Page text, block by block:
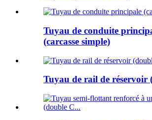
Tuyau de conduite
(carcasse simple)
Tuyau de rail de réservoir